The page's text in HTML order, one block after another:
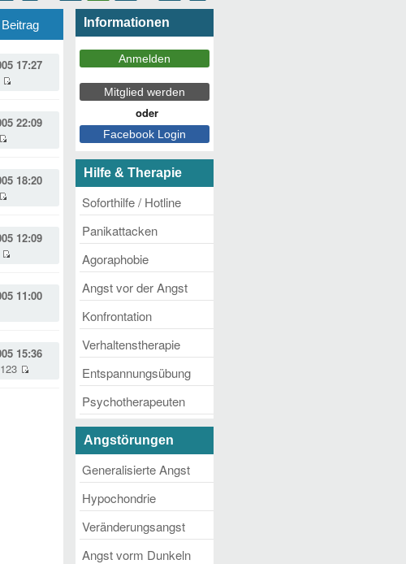
17:27
22:09
18:20
12:09
11:00
15:36
Informationen
Hilfe & Therapie
Soforthilfe / Hotline
Panikattacken
Agoraphobie
Angst vor der Angst
Konfrontation
Verhaltenstherapie
Entspannungsübung
Psychotherapeuten
Angstörungen
Generalisierte Angst
Hypochondrie
Veränderungsangst
Angst vorm Dunkeln